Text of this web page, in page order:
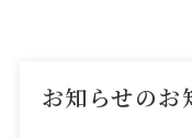
お知らせのお